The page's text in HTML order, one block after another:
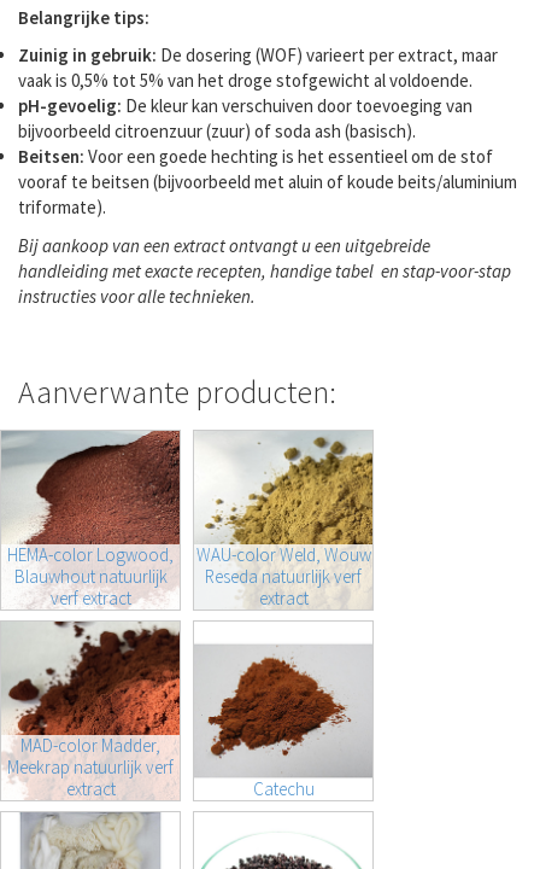
Belangrijke tips:
Zuinig in gebruik: De dosering (WOF) varieert per extract, maar
vaak is 0,5% tot 5% van het droge stofgewicht al voldoende.
pH-gevoelig: De kleur kan verschuiven door toevoeging van
bijvoorbeeld citroenzuur (zuur) of soda ash (basisch).
Beitsen: Voor een goede hechting is het essentieel om de stof
vooraf te beitsen (bijvoorbeeld met aluin of koude beits/aluminium
triformate).
Bij aankoop van een extract ontvangt u een uitgebreide
handleiding met exacte recepten, handige tabel en stap-voor-stap
instructies voor alle technieken.
Aanverwante producten:
HEMA-color Logwood,
Blauwhout natuurlijk
verf extract
WAU-color Weld, Wouw
Reseda natuurlijk verf
extract
MAD-color Madder,
Meekrap natuurlijk verf
extract
Catechu